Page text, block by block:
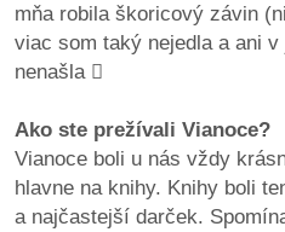
mňa robila škoricový závin
viac som taký nejedla a ani
nenašla 
Ako ste prežívali Vianoce?
Vianoce boli u nás vždy
hlavne na knihy. Knihy boli
a najčastejší darček.